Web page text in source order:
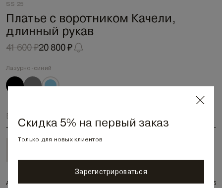
SS 25
Платье с воротником Качели,
длинный рукав
41 600 ₽20 800 ₽
Лазурно-синий
Выберите размер
Артикул: 5625036
Скидка 5% на первый заказ
Только для новых клиентов
Зарегистрироваться